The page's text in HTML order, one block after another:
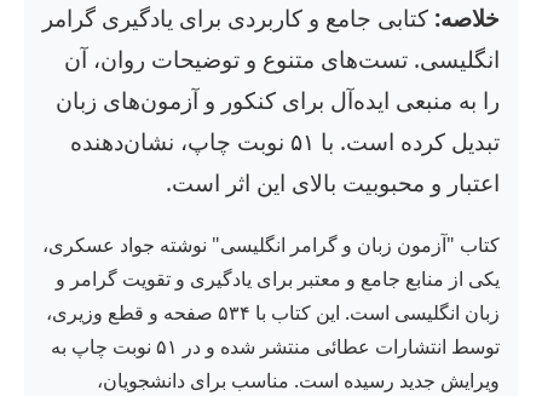
خلاصه: کتابی جامع و کاربردی برای یادگیری گرامر
انگلیسی. تست‌های متنوع و توضیحات روان، آن
را به منبعی ایده‌آل برای کنکور و آزمون‌های زبان
تبدیل کرده است. با ۵۱ نوبت چاپ، نشان‌دهنده
اعتبار و محبوبیت بالای این اثر است.
کتاب "آزمون زبان و گرامر انگلیسی" نوشته جواد عسکری،
یکی از منابع جامع و معتبر برای یادگیری و تقویت گرامر و
زبان انگلیسی است. این کتاب با ۵۳۴ صفحه و قطع وزیری،
توسط انتشارات عطائی منتشر شده و در ۵۱ نوبت چاپ به
ویرایش جدید رسیده است. مناسب برای دانشجویان،